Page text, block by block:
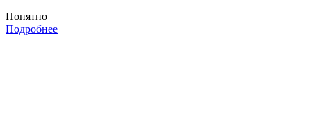
Понятно
Подробнее